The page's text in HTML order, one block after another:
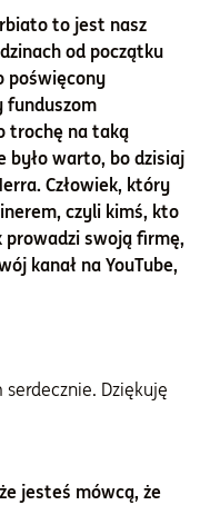
to jest nasz
od początku
poświęcony
funduszom
trochę na taką
było warto, bo dzisiaj
Człowiek, który
czyli kimś, kto
prowadzi swoją firmę,
kanał na YouTube,
Dziękuję
jesteś mówcą, że